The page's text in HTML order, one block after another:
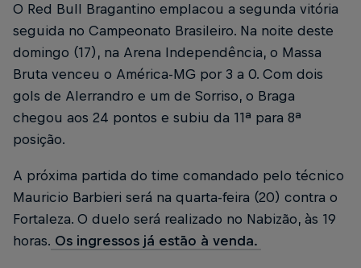
O Red Bull Bragantino emplacou a segunda vitória
seguida no Campeonato Brasileiro. Na noite deste
domingo (17), na Arena Independência, o Massa
Bruta venceu o América-MG por 3 a 0. Com dois
gols de Alerrandro e um de Sorriso, o Braga
chegou aos 24 pontos e subiu da 11ª para 8ª
posição.
A próxima partida do time comandado pelo técnico
Mauricio Barbieri será na quarta-feira (20) contra o
Fortaleza. O duelo será realizado no Nabizão, às 19
horas. Os ingressos já estão à venda.